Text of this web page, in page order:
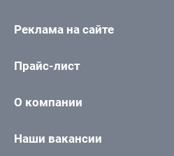
Реклама на сайте
Прайс-лист
О компании
Наши вакансии